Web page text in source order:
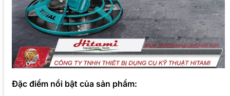
Đặc điểm nổi bật của sản phẩm: